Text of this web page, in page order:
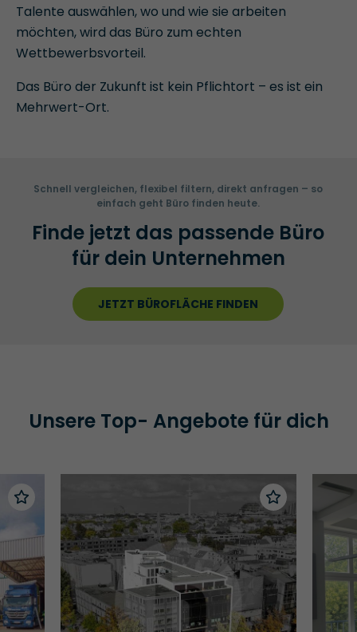
Talente auswählen, wo und wie sie arbeiten
möchten, wird das Büro zum echten
Wettbewerbsvorteil.
Das Büro der Zukunft ist kein Pflichtort – es ist ein
Mehrwert-Ort.
Schnell vergleichen, flexibel filtern, direkt anfragen – so
einfach geht Büro finden heute.
Finde jetzt das passende Büro
für dein Unternehmen
JETZT BÜROFLÄCHE FINDEN
Unsere Top- Angebote für dich